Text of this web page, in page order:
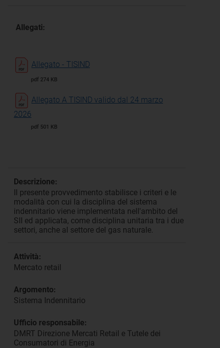
Allegati:
Allegato - TISIND
pdf 274 KB
Allegato A TISIND valido dal 24 marzo
2026
pdf 501 KB
Descrizione:
Il presente provvedimento stabilisce i criteri e le
modalità con cui la disciplina del sistema
indennitario viene implementata nell'ambito del
SII ed applicata, come disciplina unitaria tra i due
settori, anche al settore del gas naturale.
Attività:
Mercato retail
Argomento:
Sistema Indennitario
Ufficio responsabile:
DMRT Direzione Mercati Retail e Tutele dei
Consumatori di Energia